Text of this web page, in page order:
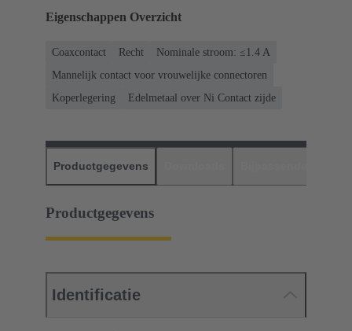
Eigenschappen Overzicht
Coaxcontact Recht
Nominale stroom: ≤1.4 A
Mannelijk contact voor vrouwelijke connectoren
Koperlegering
Edelmetaal over Ni Contact zijde
Productgegevens
Productgegevens
Identificatie